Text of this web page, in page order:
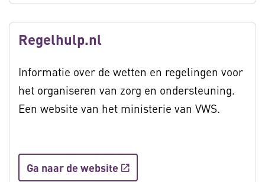
Regelhulp.nl
Informatie over de wetten en regelingen voor
het organiseren van zorg en ondersteuning.
Een website van het ministerie van VWS.
Ga naar de website